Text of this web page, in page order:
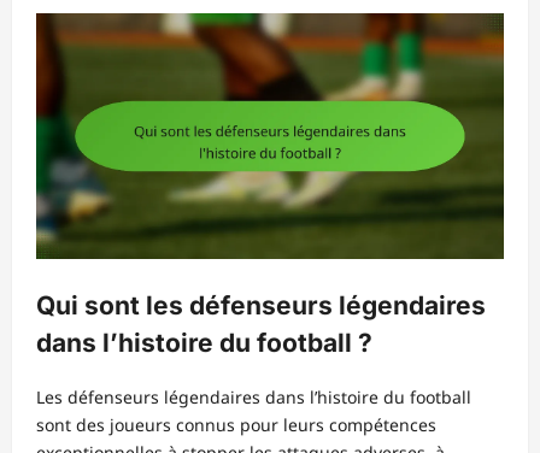
Qui sont les défenseurs légendaires
dans l’histoire du football ?
Les défenseurs légendaires dans l’histoire du football
sont des joueurs connus pour leurs compétences